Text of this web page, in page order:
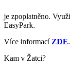
je zpoplatněno.
EasyPark.
Více informací ZDE.
Kam v Žatci?